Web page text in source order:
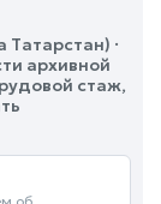
·
архивной
стаж,